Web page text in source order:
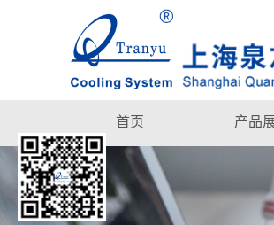
首页 产品